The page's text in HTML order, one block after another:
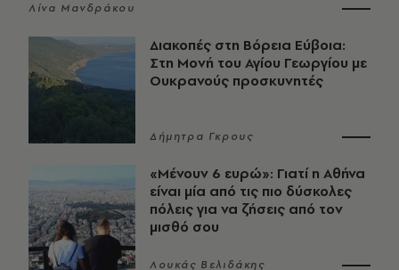
Λίνα Μανδράκου
Διακοπές στη Βόρεια Εύβοια:
Στη Μονή του Αγίου Γεωργίου με
Ουκρανούς προσκυνητές
Δήμητρα Γκρους
«Μένουν 6 ευρώ»: Γιατί η Αθήνα
είναι μία από τις πιο δύσκολες
πόλεις για να ζήσεις από τον
μισθό σου
Λουκάς Βελιδάκης